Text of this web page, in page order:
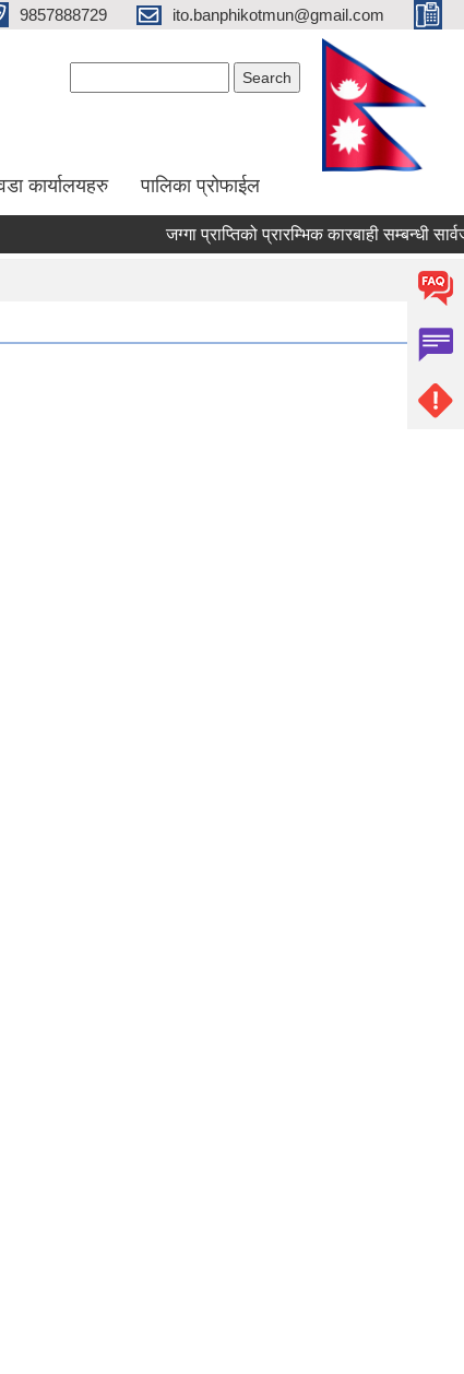
9857888729 ito.banphikotmun@gmail.com
कार्यालयहरु पालिका प्रोफाईल
जग्गा प्राप्तिको प्रारम्भिक कारबाही सम्बन्धी सार्वजनिक